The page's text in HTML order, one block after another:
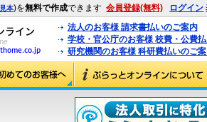
見本)を無料で作成できます 会員登録(無料) ログイン
法人のお客様 請求書払いのご案内
学校・官公庁のお客様 校費・公費
研究機関のお客様 科研費払いのご